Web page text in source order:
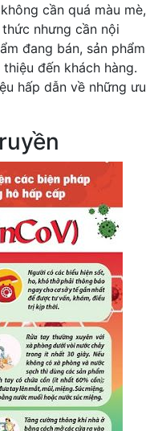
cần quá màu mè,
nhưng cần nội
đang bán, sản phẩm
đến khách hàng.
hấp dẫn về những ưu